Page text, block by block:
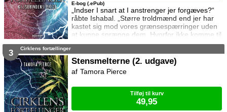
„Indser I snart at I anstrenger jer forgæves?“
råbte Ishabal. „Større troldmænd end jer har
kastet sig mod vores grænsespærringer uden
at kunne sprænge dem. Hvorfor ikke komme til
fornuft? I får ikke lov til at forlade Namorn.“
hendes personlige frihed og fremtid er i fare –
at kejserinde Berenene er fast besluttet på at
tvinge hende, Daja, Torn og Trisana til at blive i
E-bog (.ePub)
3 Cirklens fortællinger
Stensmelterne (2. udgave)
Tamora Pierce
Tilføj til kurv
49,95